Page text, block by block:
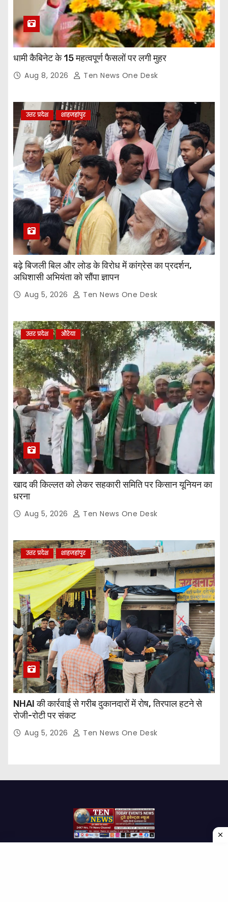
धामी कैबिनेट के 15 महत्वपूर्ण फैसलों पर लगी मुहर
Aug 8, 2026 Ten News One Desk
उत्तर प्रदेश शाहजहांपुर
बढ़े बिजली बिल और लोड के विरोध में कांग्रेस का प्रदर्शन,
अधिशासी अभियंता को सौंपा ज्ञापन
Aug 5, 2026 Ten News One Desk
उत्तर प्रदेश औरेया
खाद की किल्लत को लेकर सहकारी समिति पर किसान यूनियन का
धरना
Aug 5, 2026 Ten News One Desk
उत्तर प्रदेश शाहजहांपुर
NHAI की कार्रवाई से गरीब दुकानदारों में रोष, तिरपाल हटने से
रोजी-रोटी पर संकट
Aug 5, 2026 Ten News One Desk